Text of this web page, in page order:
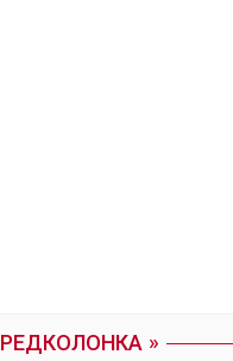
РЕДКОЛОНКА